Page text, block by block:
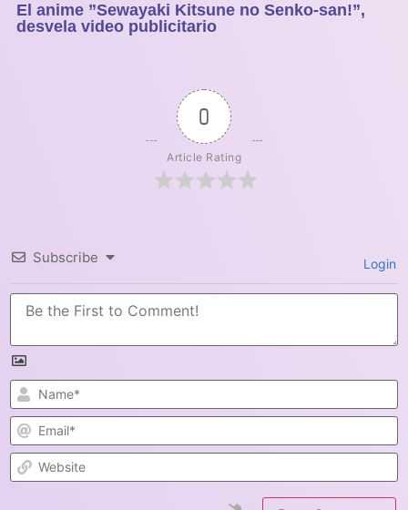
El anime ”Sewayaki Kitsune no Senko-san!”,
desvela video publicitario
0
Article Rating
Subscribe Login